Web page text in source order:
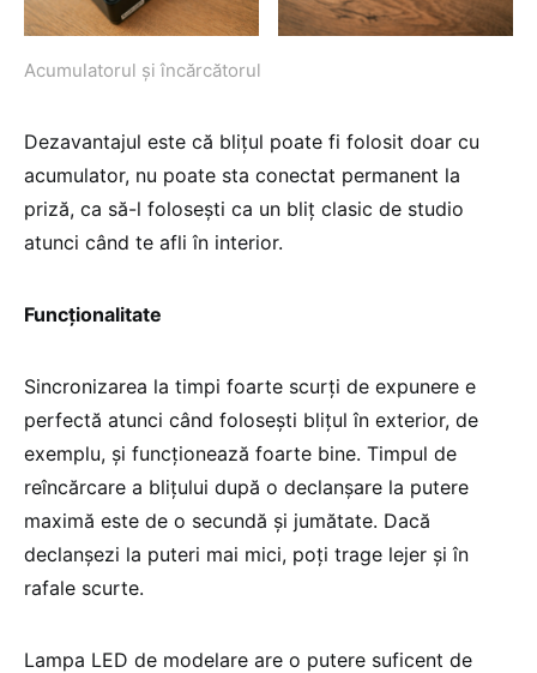
Acumulatorul și încărcătorul
Dezavantajul este că blițul poate fi folosit doar cu
acumulator, nu poate sta conectat permanent la
priză, ca să-l folosești ca un bliț clasic de studio
atunci când te afli în interior.
Funcționalitate
Sincronizarea la timpi foarte scurți de expunere e
perfectă atunci când folosești blițul în exterior, de
exemplu, și funcționează foarte bine. Timpul de
reîncărcare a blițului după o declanșare la putere
maximă este de o secundă și jumătate. Dacă
declanșezi la puteri mai mici, poți trage lejer și în
rafale scurte.
Lampa LED de modelare are o putere suficent de